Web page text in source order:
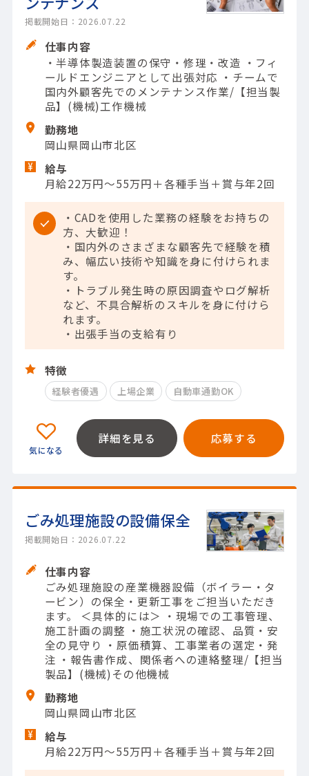
掲載開始日：2026.07.22
仕事内容
・半導体製造装置の保守・修理・改造 ・フィ
ールドエンジニアとして出張対応 ・チームで
国内外顧客先でのメンテナンス作業/【担当製
品】(機械)工作機械
勤務地
岡山県岡山市北区
給与
月給22万円～55万円＋各種手当＋賞与年2回
・CADを使用した業務の経験をお持ちの
方、大歓迎！
・国内外のさまざまな顧客先で経験を積
み、幅広い技術や知識を身に付けられま
す。
・トラブル発生時の原因調査やログ解析
など、不具合解析のスキルを身に付けら
れます。
・出張手当の支給有り
特徴
経験者優遇 上場企業 自動車通勤OK
詳細を見る 応募する
ごみ処理施設の設備保全
掲載開始日：2026.07.22
仕事内容
ごみ処理施設の産業機器設備（ボイラー・タ
ービン）の保全・更新工事をご担当いただき
ます。 ＜具体的には＞ ・現場での工事管理、
施工計画の調整 ・施工状況の確認、品質・安
全の見守り ・原価積算、工事業者の選定・発
注 ・報告書作成、関係者への連絡整理/【担当
製品】(機械)その他機械
勤務地
岡山県岡山市北区
給与
月給22万円～55万円＋各種手当＋賞与年2回